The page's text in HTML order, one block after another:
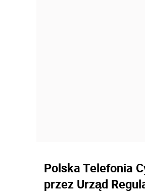
Polska Telefonia
przez Urząd